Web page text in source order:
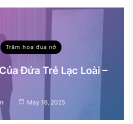
Trăm hoa đua nở
Đứa Trẻ Lạc Loài –
May 16, 2025